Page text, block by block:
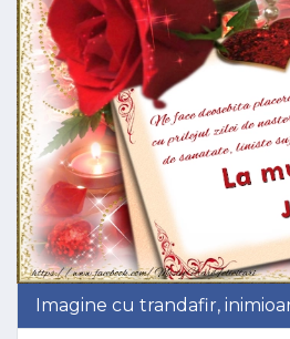
Imagine cu trandafir,